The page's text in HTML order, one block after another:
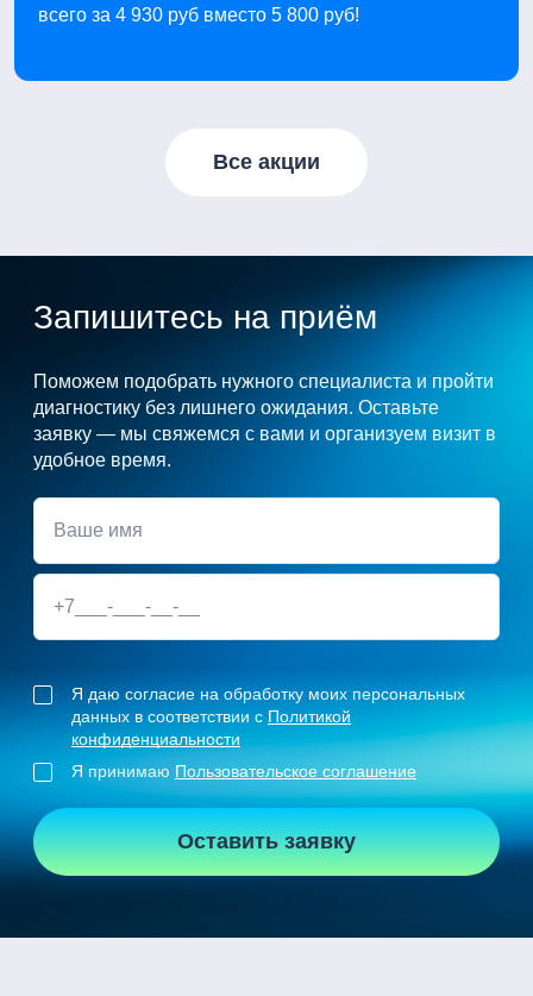
всего за 4 930 руб вместо 5 800 руб!
Все акции
Запишитесь на приём
Поможем подобрать нужного специалиста и пройти
диагностику без лишнего ожидания. Оставьте
заявку — мы свяжемся с вами и организуем визит в
удобное время.
Я даю согласие на обработку моих персональных
данных в соответствии с Политикой
конфиденциальности
Я принимаю Пользовательское соглашение
Оставить заявку